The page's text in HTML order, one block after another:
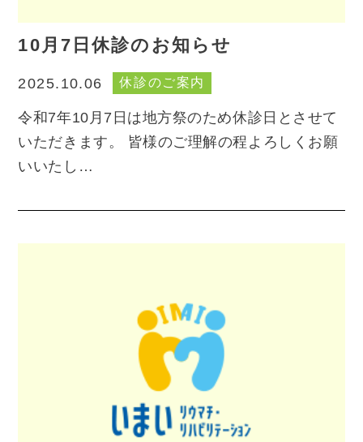
10月7日休診のお知らせ
2025.10.06 休診のご案内
令和7年10月7日は地方祭のため休診日とさせて
いただきます。 皆様のご理解の程よろしくお願
いいたし…